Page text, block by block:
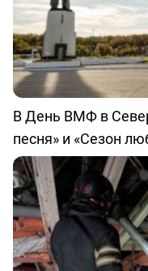
В День ВМФ в
песня» и «Сезон